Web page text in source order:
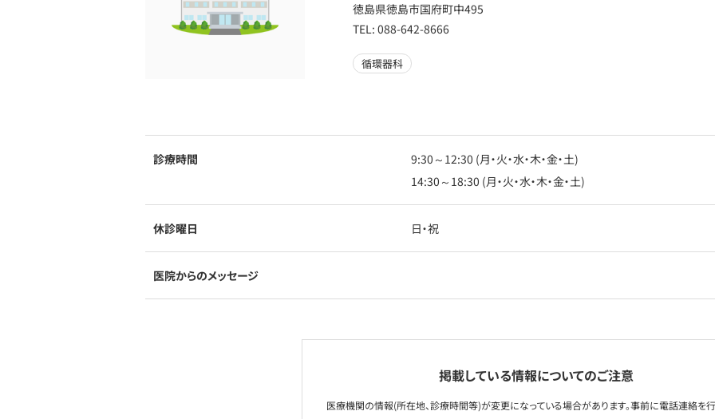
徳島県徳島市国府町中495
TEL: 088-642-8666
循環器科
診療時間
9:30～12:30 (月・火・水・木・金・土)
14:30～18:30 (月・火・水・木・金・土)
休診曜日 日・祝
医院からのメッセージ
掲載している情報についてのご注意
医療機関の情報(所在地、診療時間等)が変更になっている場合があります。事前に電話連絡を